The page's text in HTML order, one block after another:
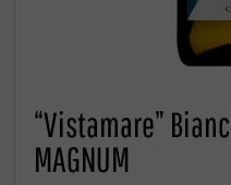
“Vistamare”
MAGNUM